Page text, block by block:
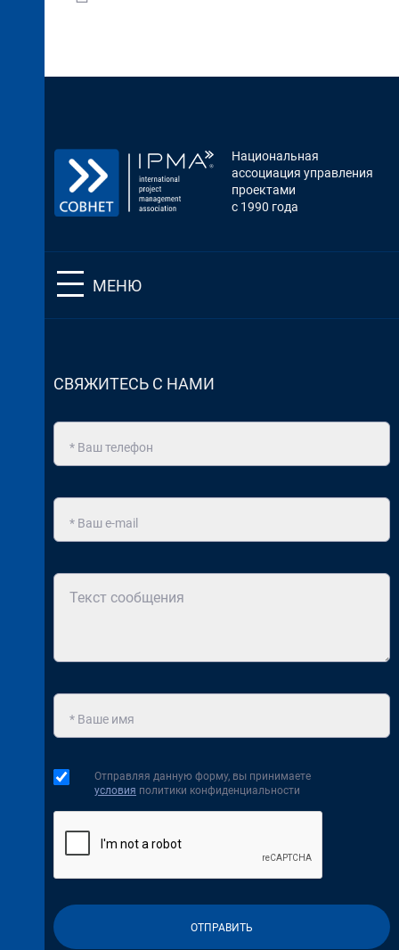
Национальная
ассоциация управления
проектами
с 1990 года
МЕНЮ
СВЯЖИТЕСЬ С НАМИ
Отправляя данную форму, вы принимаете
условия политики конфиденциальности